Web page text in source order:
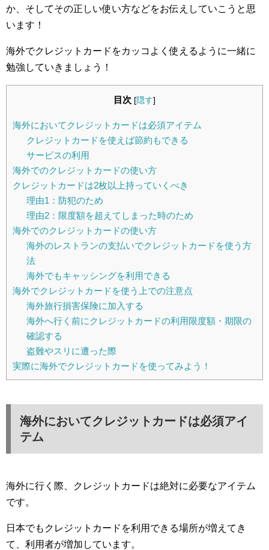
か、そしてその正しい使い方などをお伝えしていこうと思
います！
海外でクレジットカードをカッコよく使えるように一緒に
勉強していきましょう！
目次 [隠す]
海外においてクレジットカードは必須アイテム
クレジットカードを使えば節約もできる
サービスの利用
海外でのクレジットカードの使い方
クレジットカードは2枚以上持っていくべき
理由1：防犯のため
理由2：限度額を超えてしまった時のため
海外でのクレジットカードの使い方
海外のレストランの支払いでクレジットカードを使う方
法
海外でもキャッシングを利用できる
海外でクレジットカードを使う上での注意点
海外旅行損害保険に加入する
海外へ行く前にクレジットカードの利用限度額・期限の
確認する
盗難やスリに遭った際
実際に海外でクレジットカードを使ってみよう！
海外においてクレジットカードは必須アイ
テム
海外に行く際、クレジットカードは絶対に必要なアイテム
です。
日本でもクレジットカードを利用できる場所が増えてき
て、利用者が増加しています。